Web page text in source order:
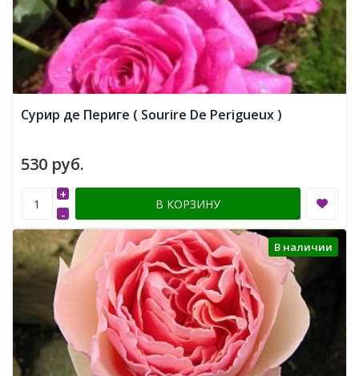
Сурир де Периге ( Sourire De Perigueux )
530 руб.
-
+
В КОРЗИНУ
В наличии